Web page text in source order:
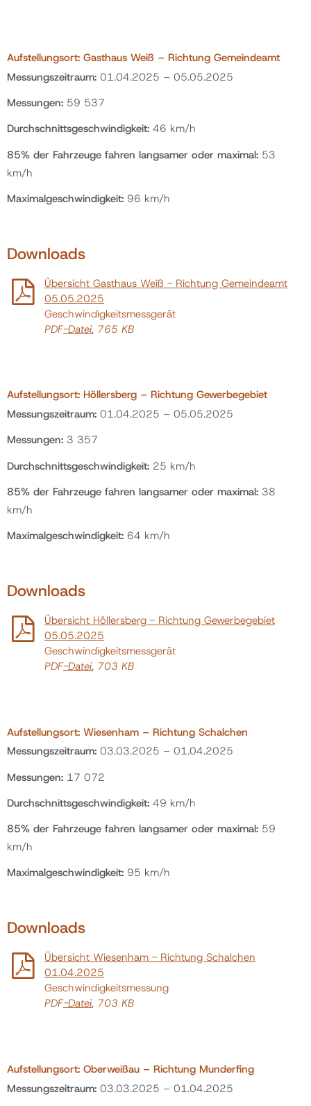
Aufstellungsort: Gasthaus Weiß – Richtung Gemeindeamt
Messungszeitraum: 01.04.2025 – 05.05.2025
Messungen: 59 537
Durchschnittsgeschwindigkeit: 46 km/h
85% der Fahrzeuge fahren langsamer oder maximal: 53
km/h
Maximalgeschwindigkeit: 96 km/h
Downloads
Übersicht Gasthaus Weiß - Richtung Gemeindeamt
05.05.2025
Geschwindigkeitsmessgerät
PDF-Datei, 765 KB
Aufstellungsort: Höllersberg – Richtung Gewerbegebiet
Messungszeitraum: 01.04.2025 – 05.05.2025
Messungen: 3 357
Durchschnittsgeschwindigkeit: 25 km/h
85% der Fahrzeuge fahren langsamer oder maximal: 38
km/h
Maximalgeschwindigkeit: 64 km/h
Downloads
Übersicht Höllersberg - Richtung Gewerbegebiet
05.05.2025
Geschwindigkeitsmessgerät
PDF-Datei, 703 KB
Aufstellungsort: Wiesenham – Richtung Schalchen
Messungszeitraum: 03.03.2025 – 01.04.2025
Messungen: 17 072
Durchschnittsgeschwindigkeit: 49 km/h
85% der Fahrzeuge fahren langsamer oder maximal: 59
km/h
Maximalgeschwindigkeit: 95 km/h
Downloads
Übersicht Wiesenham - Richtung Schalchen
01.04.2025
Geschwindigkeitsmessung
PDF-Datei, 703 KB
Aufstellungsort: Oberweißau – Richtung Munderfing
Messungszeitraum: 03.03.2025 – 01.04.2025